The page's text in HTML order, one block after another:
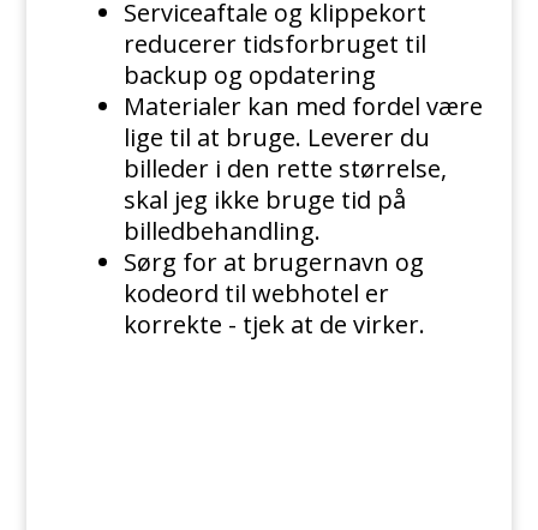
Serviceaftale og klippekort
reducerer tidsforbruget til
backup og opdatering
Materialer kan med fordel være
lige til at bruge. Leverer du
billeder i den rette størrelse,
skal jeg ikke bruge tid på
billedbehandling.
Sørg for at brugernavn og
kodeord til webhotel er
korrekte - tjek at de virker.